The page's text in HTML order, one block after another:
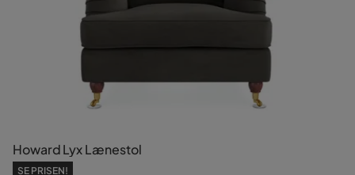
Howard Lyx Lænestol
SE PRISEN!